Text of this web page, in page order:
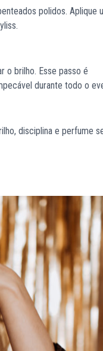
polidos. Aplique
o brilho. Esse passo é
durante todo o
disciplina e perfume